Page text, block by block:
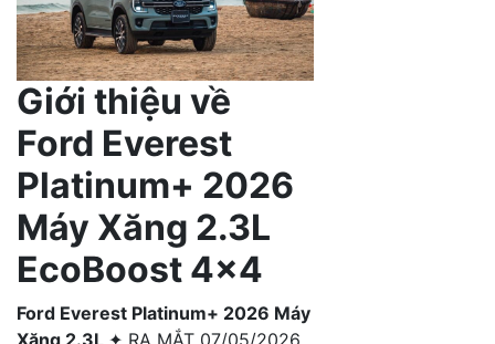
Giới thiệu về
Ford Everest
Platinum+ 2026
Máy Xăng 2.3L
EcoBoost 4×4
Ford Everest Platinum+ 2026 Máy
Xăng 2.3L ✦ RA MẮT 07/05/2026